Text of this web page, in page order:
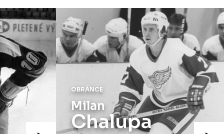
proti Ústí nad Labem, které se mělo
původně odehrát 15. listopadu, bylo z
důvodu marodky Slovanuodloženo
Kluby se domluvily na náhradním
termínu, Bruslaři se s Ústím nad
Labem utkají domav Kotlině ve
středu 26. listopadu od 18:00
OBRÁNCE
Milan
Chalupa